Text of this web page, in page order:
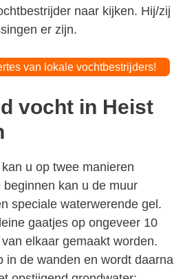
naar kijken. Hij/zij
er zijn.
van lokale vochtbestrijders!
vocht in Heist
u op twee manieren
beginnen kan u de muur
speciale waterwerende gel.
gaatjes op ongeveer 10
elkaar gemaakt worden.
in de wanden en wordt daarna